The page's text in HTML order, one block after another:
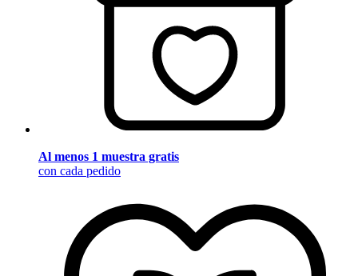
Al menos 1 muestra gratis
con cada pedido